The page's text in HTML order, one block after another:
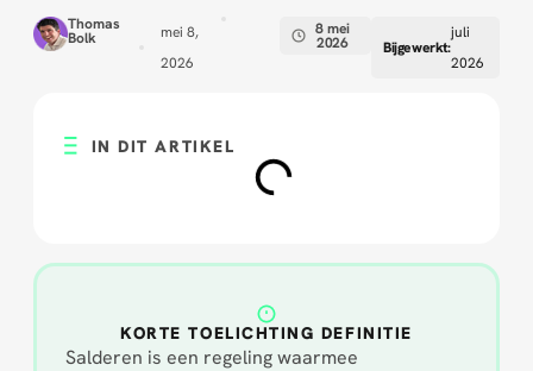
Thomas
Bolk
mei 8,
2026
8 mei
2026 Bijgewerkt:
juli
2026
IN DIT ARTIKEL
KORTE TOELICHTING DEFINITIE
Salderen is een regeling waarmee